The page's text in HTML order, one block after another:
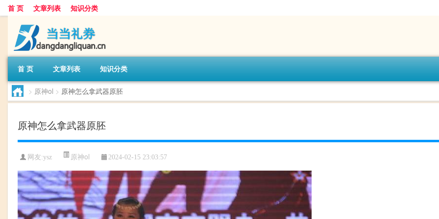
首 页 文章列表 知识分类
首 页 文章列表 知识分类
> 原神ol > 原神怎么拿武器原胚
原神怎么拿武器原胚
网友:ysz 原神ol 2024-02-15 23:03:57